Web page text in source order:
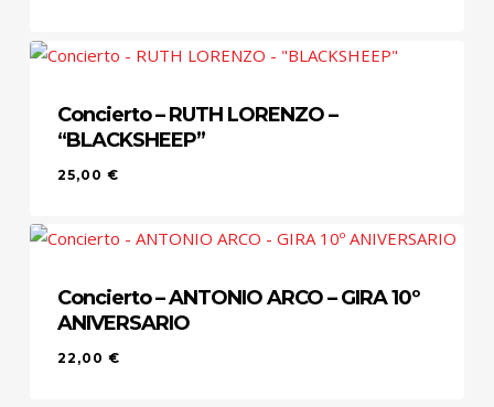
Concierto – RUTH LORENZO –
“BLACKSHEEP”
25,00 €
Concierto – ANTONIO ARCO – GIRA 10º
ANIVERSARIO
22,00 €